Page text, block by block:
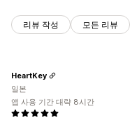
리뷰 작성 모든 리뷰
HeartKey
일본
앱 사용 기간 대략 8시간